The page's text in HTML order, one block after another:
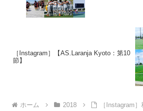
［Instagram］【AS.Laranja Kyoto：第10
節】
ホーム 2018
［Instagram